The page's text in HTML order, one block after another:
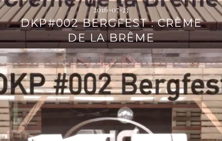
2016-07-23
DKP#002 BERGFEST : CRÈME
DE LA BRÊME